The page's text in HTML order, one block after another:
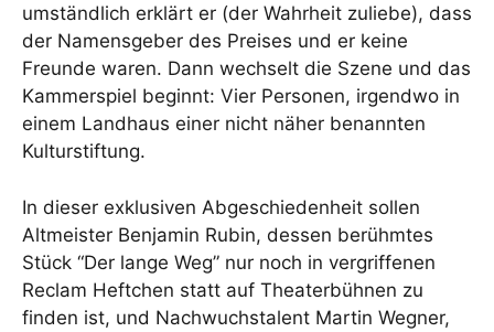
umständlich erklärt er (der Wahrheit zuliebe), dass
der Namensgeber des Preises und er keine
Freunde waren. Dann wechselt die Szene und das
Kammerspiel beginnt: Vier Personen, irgendwo in
einem Landhaus einer nicht näher benannten
Kulturstiftung.
In dieser exklusiven Abgeschiedenheit sollen
Altmeister Benjamin Rubin, dessen berühmtes
Stück “Der lange Weg” nur noch in vergriffenen
Reclam Heftchen statt auf Theaterbühnen zu
finden ist, und Nachwuchstalent Martin Wegner,